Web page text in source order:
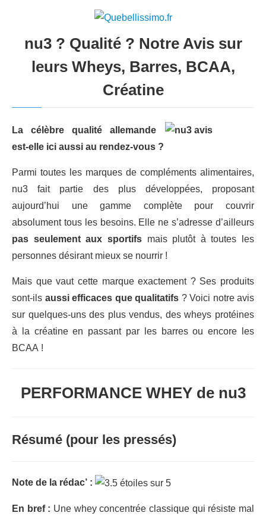
nu3 ? Qualité ? Notre Avis sur
leurs Wheys, Barres, BCAA,
Créatine
La célèbre qualité allemande
est-elle ici aussi au rendez-vous ?
Parmi toutes les marques de compléments alimentaires,
nu3 fait partie des plus développées, proposant
aujourd’hui une gamme complète pour couvrir
absolument tous les besoins. Elle ne s’adresse d’ailleurs
pas seulement aux sportifsmais plutôt à toutes les
personnes désirant mieux se nourrir !
Mais que vaut cette marque exactement ? Ses produits
sont-ils aussi efficaces que qualitatifs ? Voici notre avis
sur quelques-uns des plus vendus, des wheys protéines
à la créatine en passant par les barres ou encore les
BCAA !
PERFORMANCE WHEY de nu3
Résumé (pour les pressés)
Note de la rédac’ :
En bref : Une whey concentrée classique qui résiste mal